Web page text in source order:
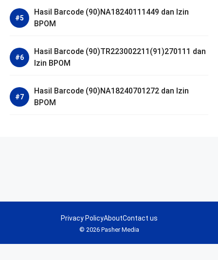
Hasil Barcode (90)NA18240111449 dan Izin
BPOM
Hasil Barcode (90)TR223002211(91)270111 dan
Izin BPOM
Hasil Barcode (90)NA18240701272 dan Izin
BPOM
© 2026 Pasher Media
Privacy PolicyAboutContact us